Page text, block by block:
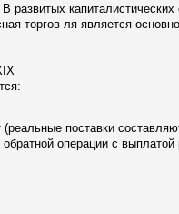
капиталистических
торгов ля является
поставки
операции с